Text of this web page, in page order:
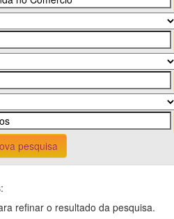
pesquisa
refinar o resultado da pesquisa.